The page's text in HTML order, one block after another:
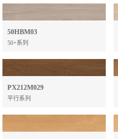
50HBM03
50+系列
PX212M029
平行系列